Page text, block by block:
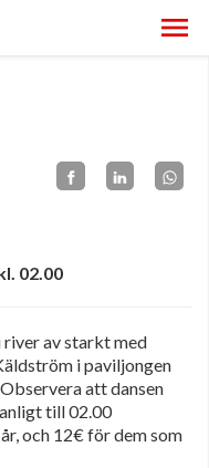
02.00
river av starkt med
i paviljongen
att dansen
till 02.00
och 12€ för dem som